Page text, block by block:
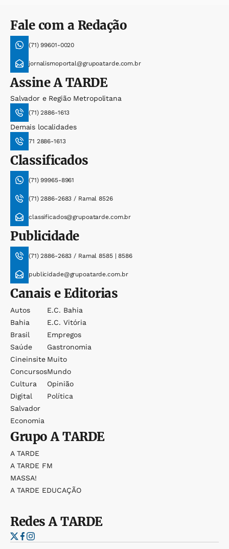
Fale com a Redação
(71) 99601-0020
jornalismoportal@grupoatarde.com.br
AssineA TARDE
Salvador e Região Metropolitana
(71) 2886-1613
Demais localidades
71 2886-1613
Classificados
(71) 99965-8961
(71) 2886-2683 / Ramal 8526
classificados@grupoatarde.com.br
Publicidade
(71) 2886-2683 / Ramal 8585 | 8586
publicidade@grupoatarde.com.br
Canais e Editorias
Autos
Bahia
Brasil
Saúde
Cineinsite
Concursos
Cultura
Digital
Salvador
Economia
E.c. Bahia
E.c. Vitória
Empregos
Gastronomia
Muito
Mundo
Opinião
Política
GrupoA TARDE
A TARDE
A TARDE FM
MASSA!
A TARDE EDUCAÇÃO
RedesA TARDE